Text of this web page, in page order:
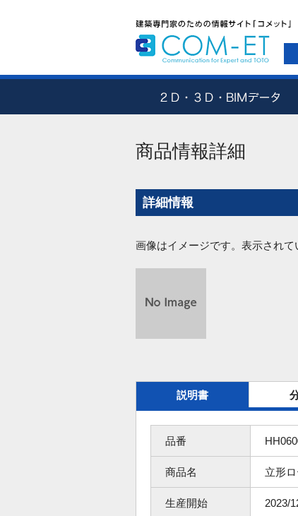
商品情報詳細
詳細情報
画像はイメージです。表示されて
説明書
品番
商品名 立形
生産開始 2023/